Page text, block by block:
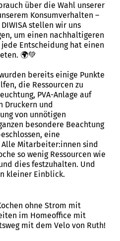
über die Wahl unserer
Konsumverhalten –
stellen wir uns
um einen nachhaltigeren
Entscheidung hat einen
🌍💚
bereits einige Punkte
die Ressourcen zu
PVA-Anlage auf
Druckern und
von unnötigen
besondere Beachtung
eine
Mitarbeiter:innen sind
so wenig Ressourcen wie
dies festzuhalten. Und
kleiner Einblick.
ohne Strom mit
im Homeoffice mit
mit dem Velo von Ruth!